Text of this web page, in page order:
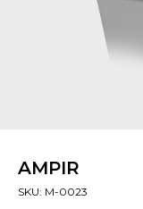
AMPIR
SKU: M-0023